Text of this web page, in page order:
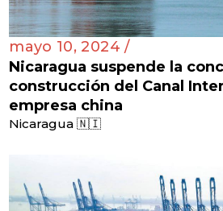
mayo 10, 2024 /
Nicaragua suspende la
construcción del Canal
empresa china
Nicaragua 🇳🇮